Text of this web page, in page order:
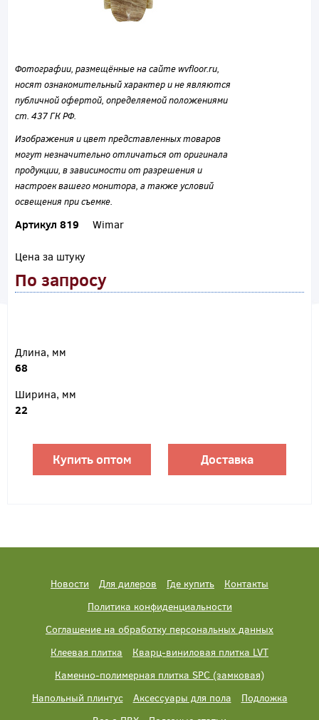
Фотографии, размещённые на сайте wvfloor.ru,
носят ознакомительный характер и не являются
публичной офертой, определяемой положениями
ст. 437 ГК РФ.
Изображения и цвет представленных товаров
могут незначительно отличаться от оригинала
продукции, в зависимости от разрешения и
настроек вашего монитора, а также условий
освещения при съемке.
Артикул 819 Wimar
Цена за штуку
По запросу
Длина, мм
68
Ширина, мм
22
Купить оптом Доставка
Новости Для дилеров Где купить
Контакты
Политика конфиденциальности
Соглашение на обработку персональных данных
Клеевая плитка
Кварц-виниловая плитка LVT
Каменно-полимерная плитка SPC (замковая)
Напольный плинтус
Аксессуары для пола
Подложка